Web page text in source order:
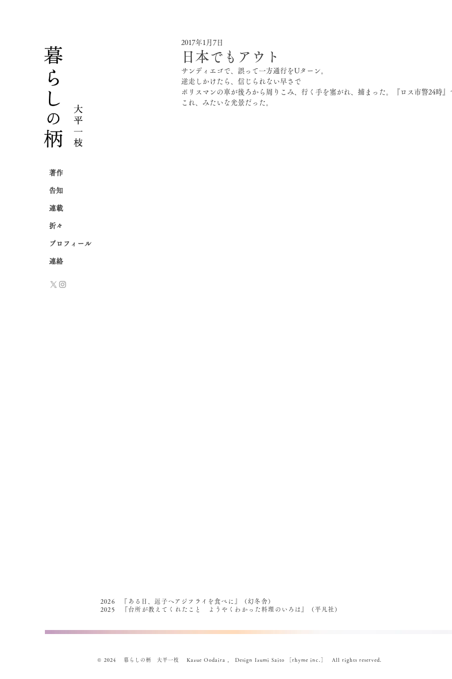
日本でもアウト
2017年1月7日
サンディエゴで、誤って一方通行をUターン。
逆走しかけたら、信じられない早さで
ポリスマンの車が後ろから周りこみ、行く手を塞がれ、捕まった。『ロス市警24時』
これ、みたいな光景だった。
著作
告知
連載
折々
プロフィール
連絡
2026 『ある日、逗子へアジフライを食べに』（幻冬舎）
2025 『台所が教えてくれたこと ようやくわかった料理のいろは』（平凡社）
© 2024 暮らしの柄 大平一枝 Kazue Oodaira , Design Izumi Saito ［rhyme inc.］ All rights reserved.